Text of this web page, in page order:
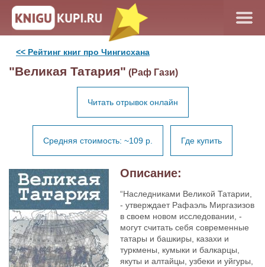
<< Рейтинг книг про Чингисхана
"Великая Татария" (Раф Гази)
Читать отрывок онлайн
Средняя стоимость: ~109 р. Где купить
Описание:
“Наследниками Великой Татарии,
- утверждает Рафаэль Миргазизов
в своем новом исследовании, -
могут считать себя современные
татары и башкиры, казахи и
туркмены, кумыки и балкарцы,
якуты и алтайцы, узбеки и уйгуры,